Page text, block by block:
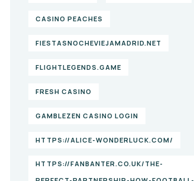
CASINO PEACHES
FIESTASNOCHEVIEJAMADRID.NET
FLIGHTLEGENDS.GAME
FRESH CASINO
GAMBLEZEN CASINO LOGIN
HTTPS://ALICE-WONDERLUCK.COM/
HTTPS://FANBANTER.CO.UK/THE-